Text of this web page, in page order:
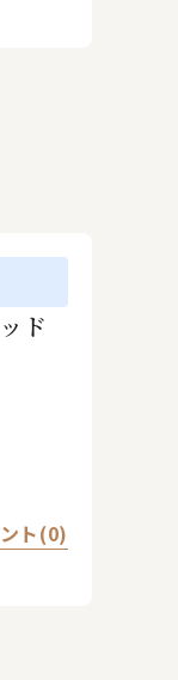
ド
ト(0)